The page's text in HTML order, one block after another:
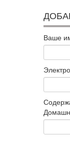
Ваше